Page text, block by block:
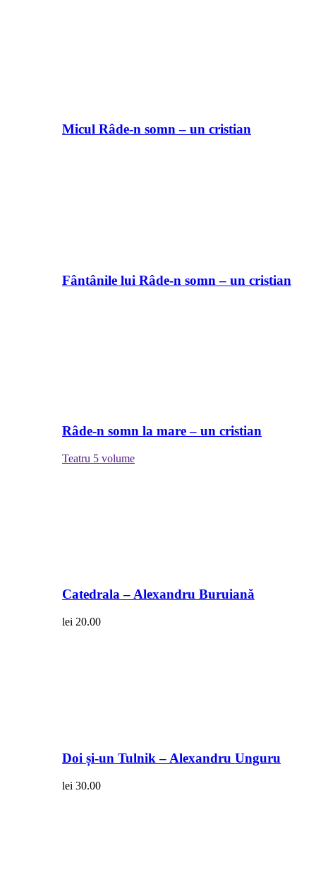
Micul Râde-n somn – un cristian
Fântânile lui Râde-n somn – un cristian
Râde-n somn la mare – un cristian
Teatru 5 volume
Catedrala – Alexandru Buruiană
lei 20.00
Doi și-un Tulnik – Alexandru Unguru
lei 30.00